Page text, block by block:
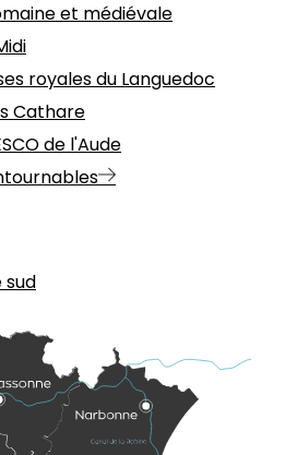
et médiévale
royales du Languedoc
Cathare
de l'Aude
sud